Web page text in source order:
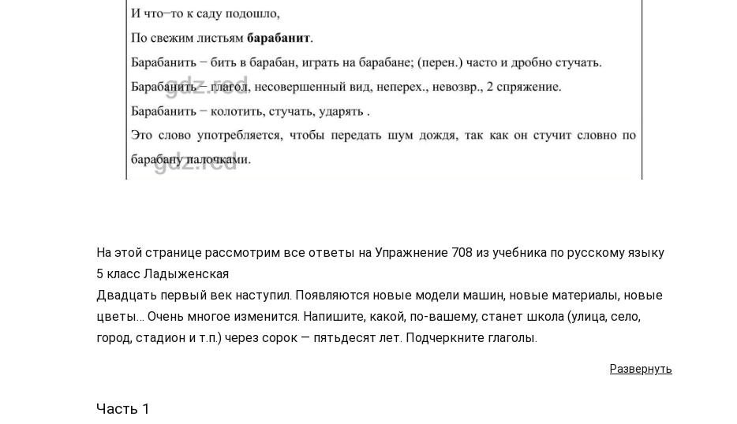
Развернуть
На этой странице рассмотрим все ответы на Упражнение 708 из учебника по русскому языку
5 класс Ладыженская
Двадцать первый век наступил. Появляются новые модели машин, новые материалы, новые
цветы… Очень многое изменится. Напишите, какой, по-вашему, станет школа (улица, село,
город, стадион и т.п.) через сорок — пятьдесят лет. Подчеркните глаголы.
Часть 1